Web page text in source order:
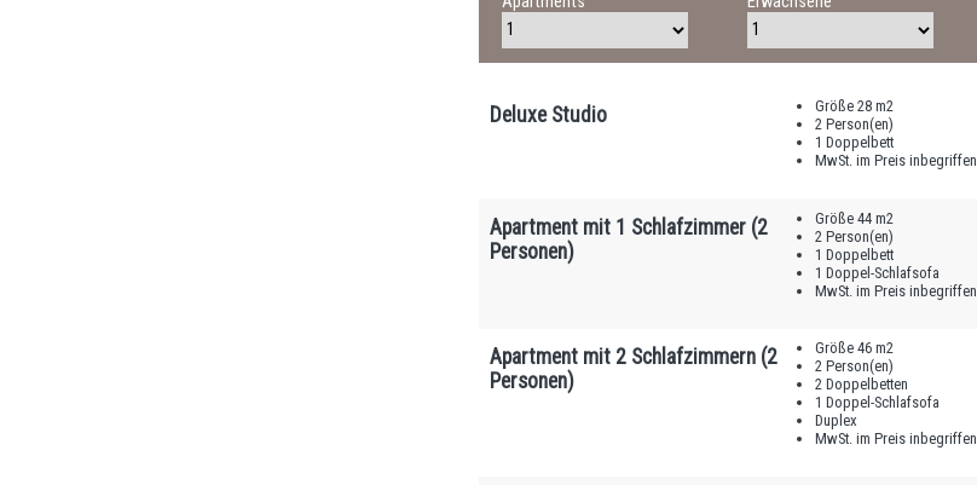
Deluxe Studio
Größe 28 m2
2 Person(en)
1 Doppelbett
MwSt. im Preis inbegriffen
Apartment mit 1 Schlafzimmer (2
Personen)
Größe 44 m2
2 Person(en)
1 Doppelbett
1 Doppel-Schlafsofa
MwSt. im Preis inbegriffen
Apartment mit 2 Schlafzimmern (2
Personen)
Größe 46 m2
2 Person(en)
2 Doppelbetten
1 Doppel-Schlafsofa
Duplex
MwSt. im Preis inbegriffen